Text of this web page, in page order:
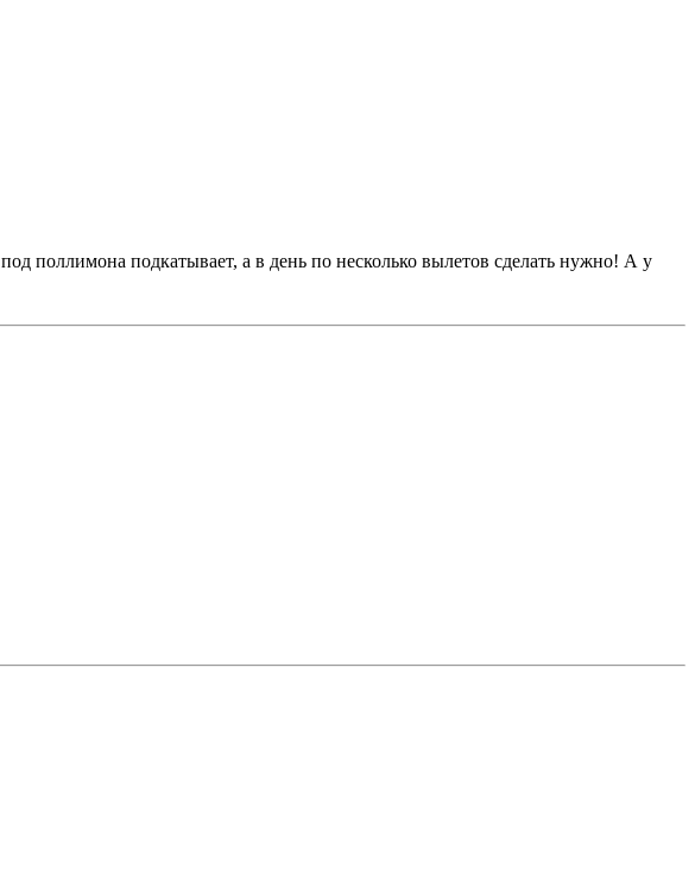
поллимона подкатывает, а в день по несколько вылетов сделать нужно! А у